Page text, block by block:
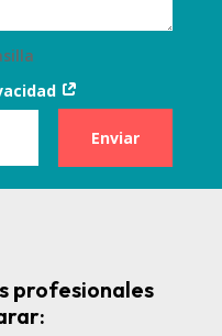
Enviar
profesionales